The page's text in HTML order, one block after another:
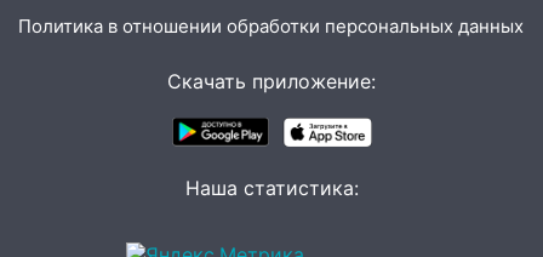
11:00 В Канадее горел жилой дом
Губернатор Ульяновской области:
уничтожено четыре беспилотника в
легковой автомобиль
В Ульяновске будут судить десять
Политика в отношении обработки персональных данных
Скачать приложение:
Наша статистика: